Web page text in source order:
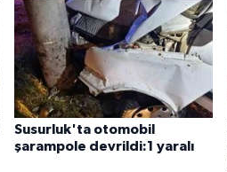
Susurluk'ta otomobil
şarampole devrildi:1 yaralı